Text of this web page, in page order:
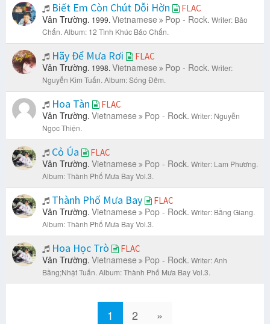
Biết Em Còn Chút Dỗi Hờn FLAC
Vân Trường. 1999. Vietnamese Pop - Rock. Writer: Bảo
Chấn. Album: 12 Tình Khúc Bảo Chấn.
Hãy Để Mưa Rơi FLAC
Vân Trường. 1998. Vietnamese Pop - Rock. Writer:
Nguyễn Kim Tuấn. Album: Sóng Đêm.
Hoa Tàn FLAC
Vân Trường. Vietnamese Pop - Rock. Writer: Nguyễn
Ngọc Thiện.
Cỏ Úa FLAC
Vân Trường. Vietnamese Pop - Rock. Writer: Lam Phương.
Album: Thành Phố Mưa Bay Vol.3.
Thành Phố Mưa Bay FLAC
Vân Trường. Vietnamese Pop - Rock. Writer: Bằng Giang.
Album: Thành Phố Mưa Bay Vol.3.
Hoa Học Trò FLAC
Vân Trường. Vietnamese Pop - Rock. Writer: Anh
Bằng;Nhật Tuấn. Album: Thành Phố Mưa Bay Vol.3.
1 2 »